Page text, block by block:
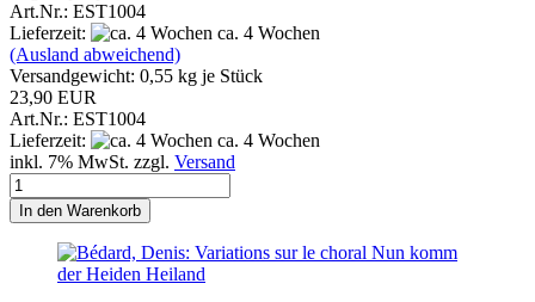
Art.Nr.: EST1004
Lieferzeit:
ca. 4 Wochen
(Ausland abweichend)
Versandgewicht: 0,55 kg je Stück
23,90 EUR
Art.Nr.: EST1004
Lieferzeit:
ca. 4 Wochen
inkl. 7% MwSt. zzgl. Versand
In den Warenkorb